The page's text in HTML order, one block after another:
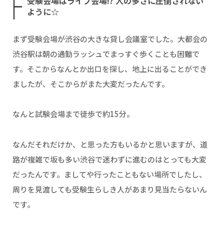
ように☆
まず受験会場が渋谷の大きな貸し会議室でした。大都会の
渋谷駅は朝の通勤ラッシュでまっすぐ歩くことも困難で
す。そこからなんとか出口を探し、地上に出ることができ
ましたが、そこからがまた大変だったんです。
なんと試験会場まで徒歩で約15分。
なんだそれだけか、と思った方もいるかと思いますが、道
路が複雑で坂も多い渋谷で迷わずに進むのはとっても大変
だったんです。ましてや行ったこともない場所でしたし、
周りを見渡しても受験生らしき人があまり見当たらないん
です。